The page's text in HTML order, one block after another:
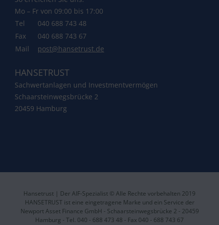
Mo – Fr von 09:00 bis 17:00
Tel
040 688 743 48
Fax
040 688 743 67
Mail
post@hansetrust.de
HANSETRUST
Sachwertanlagen und Investmentvermögen
Schaarsteinwegsbrücke 2
20459 Hamburg
Hansetrust | Der AIF-Spezialist © Alle Rechte vorbehalten 2019
HANSETRUST ist eine eingetragene Marke und ein Service der
Newport Asset Finance GmbH - Schaarsteinwegsbrücke 2 - 20459
Hamburg - Tel. 040 - 688 473 48 - Fax 040 - 688 743 67